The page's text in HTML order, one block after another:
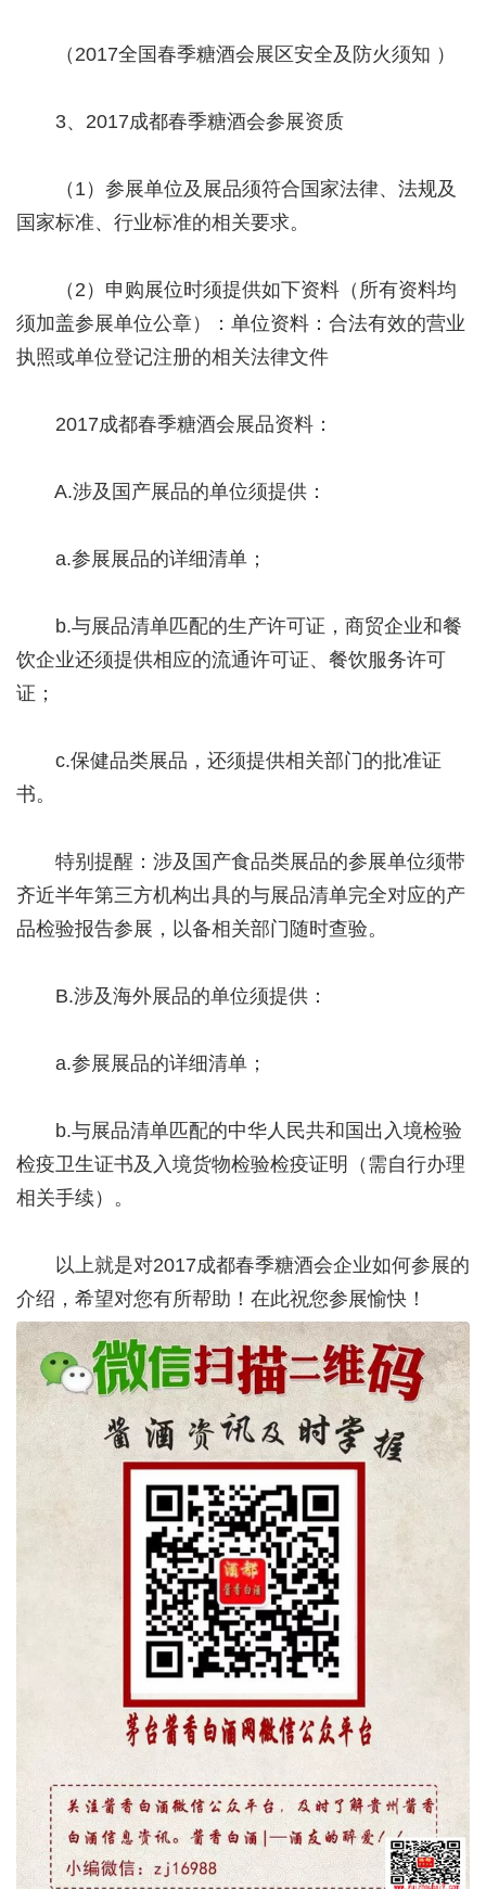
（2017全国春季糖酒会展区安全及防火须知 ）
3、2017成都春季糖酒会参展资质
（1）参展单位及展品须符合国家法律、法规及
国家标准、行业标准的相关要求。
（2）申购展位时须提供如下资料（所有资料均
须加盖参展单位公章）：单位资料：合法有效的营业
执照或单位登记注册的相关法律文件
2017成都春季糖酒会展品资料：
A.涉及国产展品的单位须提供：
a.参展展品的详细清单；
b.与展品清单匹配的生产许可证，商贸企业和餐
饮企业还须提供相应的流通许可证、餐饮服务许可
证；
c.保健品类展品，还须提供相关部门的批准证
书。
特别提醒：涉及国产食品类展品的参展单位须带
齐近半年第三方机构出具的与展品清单完全对应的产
品检验报告参展，以备相关部门随时查验。
B.涉及海外展品的单位须提供：
a.参展展品的详细清单；
b.与展品清单匹配的中华人民共和国出入境检验
检疫卫生证书及入境货物检验检疫证明（需自行办理
相关手续）。
以上就是对2017成都春季糖酒会企业如何参展的
介绍，希望对您有所帮助！在此祝您参展愉快！